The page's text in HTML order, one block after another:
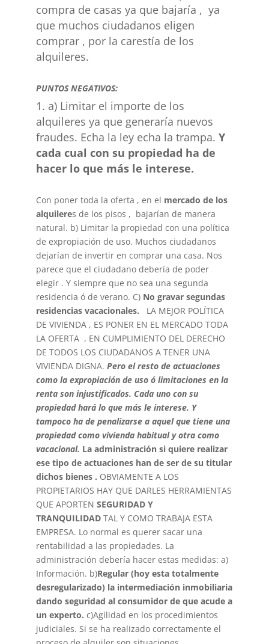
compra de casas ya que bajaría , ya
que muchos ciudadanos eligen
comprar , por la carestía de los
alquileres.
PUNTOS NEGATIVOS:
a) Limitar el importe de los
alquileres ya que generaría nuevos
fraudes. Echa la ley echa la trampa. Y
cada cual con su propiedad ha de
hacer lo que más le interese.
Con poner toda la oferta , en el mercado de los
alquileres de los pisos , bajarían de manera
natural. b) Limitar la propiedad con una política
de expropiación de uso. Muchos ciudadanos
dejarían de invertir en comprar una casa. Nos
parece que el ciudadano debería de poder
elegir . Y siempre que no sea una segunda
residencia ó de verano. C)No gravar segundas
residencias vacacionales. LA MEJOR POLÍTICA
DE VIVIENDA , ES PONER EN EL MERCADO TODA
LA OFERTA , EN CUMPLIMIENTO DEL DERECHO
DE TODOS LOS CIUDADANOS A TENER UNA
VIVIENDA DIGNA. Pero el resto de actuaciones
como la expropiación de uso ó limitaciones en la
renta son injustificados. Cada uno con su
propiedad hará lo que más le interese. Y
tampoco ha de penalizarse a aquel que tiene una
propiedad como vivienda habitual y otra como
vacacional. La administración si quiere realizar
ese tipo de actuaciones han de ser de su titular
dichos bienes . OBVIAMENTE A LOS
PROPIETARIOS HAY QUE DARLES HERRAMIENTAS
QUE APORTEN SEGURIDAD Y
TRANQUILIDADTAL Y COMO TRABAJA ESTA
EMPRESA. Lo normal es querer sacar una
rentabilidad a las propiedades. La
administración debería hacer estas medidas: a)
Información. b)Regular (hoy esta totalmente
desregularizado) la intermediación inmobiliaria
dando seguridad al consumidor de que acude a
un experto. c)Agilidad en los procedimientos
judiciales. Si se ha realizado correctamente el